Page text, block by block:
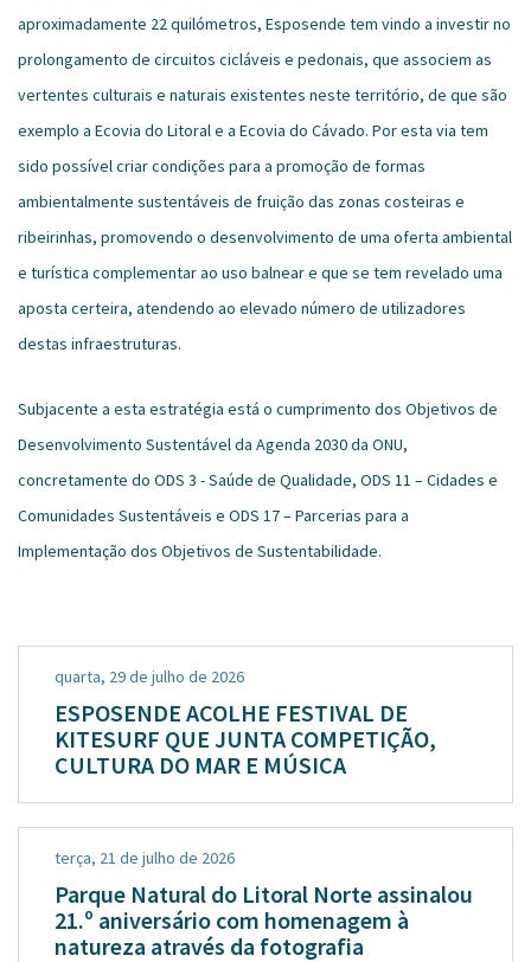
aproximadamente 22 quilómetros, Esposende tem vindo a investir no
prolongamento de circuitos cicláveis e pedonais, que associem as
vertentes culturais e naturais existentes neste território, de que são
exemplo a Ecovia do Litoral e a Ecovia do Cávado. Por esta via tem
sido possível criar condições para a promoção de formas
ambientalmente sustentáveis de fruição das zonas costeiras e
ribeirinhas, promovendo o desenvolvimento de uma oferta ambiental
e turística complementar ao uso balnear e que se tem revelado uma
aposta certeira, atendendo ao elevado número de utilizadores
destas infraestruturas.
Subjacente a esta estratégia está o cumprimento dos Objetivos de
Desenvolvimento Sustentável da Agenda 2030 da ONU,
concretamente do ODS 3 - Saúde de Qualidade, ODS 11 – Cidades e
Comunidades Sustentáveis e ODS 17 – Parcerias para a
Implementação dos Objetivos de Sustentabilidade.
quarta, 29 de julho de 2026
ESPOSENDE ACOLHE FESTIVAL DE
KITESURF QUE JUNTA COMPETIÇÃO,
CULTURA DO MAR E MÚSICA
terça, 21 de julho de 2026
Parque Natural do Litoral Norte assinalou
21.º aniversário com homenagem à
natureza através da fotografia